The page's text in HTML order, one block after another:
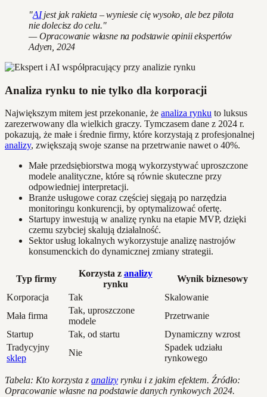
"AIjest jak rakieta – wyniesie cię wysoko, ale bez pilota
nie dolecisz do celu."
— Opracowanie własne na podstawie opinii ekspertów
Adyen, 2024
Analiza rynku to nie tylko dla korporacji
Największym mitem jest przekonanie, że analiza rynku to luksus
zarezerwowany dla wielkich graczy. Tymczasem dane z 2024 r.
pokazują, że małe i średnie firmy, które korzystają z profesjonalnej
analizy, zwiększają swoje szanse na przetrwanie nawet o 40%.
Małe przedsiębiorstwa mogą wykorzystywać uproszczone
modele analityczne, które są równie skuteczne przy
odpowiedniej interpretacji.
Branże usługowe coraz częściej sięgają po narzędzia
monitoringu konkurencji, by optymalizować ofertę.
Startupy inwestują w analizę rynku na etapie MVP, dzięki
czemu szybciej skalują działalność.
Sektor usług lokalnych wykorzystuje analizę nastrojów
konsumenckich do dynamicznej zmiany strategii.
Typ firmy
Korzysta z analizy
rynku
Wynik biznesowy
Korporacja
Tak
Skalowanie
Mała firma
Tak, uproszczone
modele
Przetrwanie
Startup
Tak, od startu
Dynamiczny wzrost
Tradycyjny
sklep
Nie
Spadek udziału
rynkowego
Tabela: Kto korzysta z analizy rynku i z jakim efektem. Źródło:
Opracowanie własne na podstawie danych rynkowych 2024.